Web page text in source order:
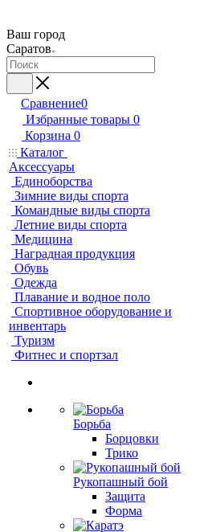
Ваш город
Саратов
Сравнение0
Избранные товары 0
Корзина 0
Каталог
Аксессуары
Единоборства
Зимние виды спорта
Командные виды спорта
Летние виды спорта
Медицина
Наградная продукция
Обувь
Одежда
Плавание и водное поло
Спортивное оборудование и
инвентарь
Туризм
Фитнес и спортзал
Борьба
Борцовки
Трико
Рукопашный бой
Защита
Форма